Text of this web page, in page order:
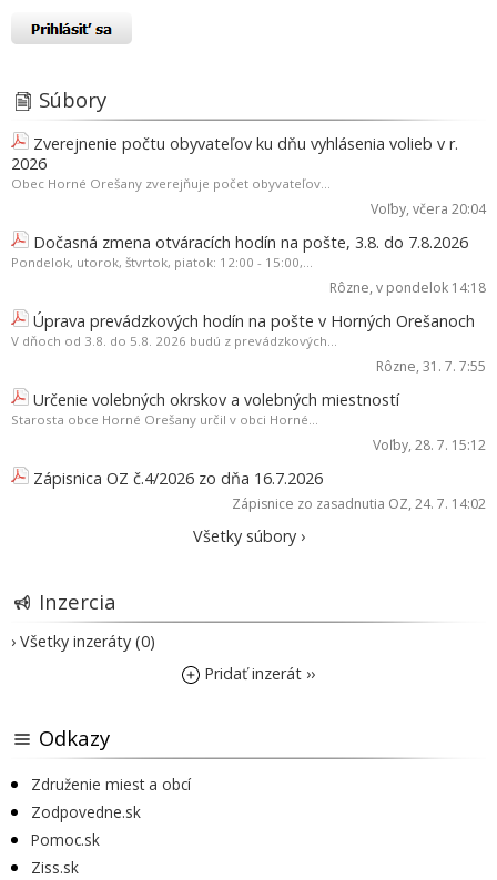
Súbory
Zverejnenie počtu obyvateľov ku dňu vyhlásenia volieb v r.
2026
Obec Horné Orešany zverejňuje počet obyvateľov...
Voľby, včera 20:04
Dočasná zmena otváracích hodín na pošte, 3.8. do 7.8.2026
Pondelok, utorok, štvrtok, piatok: 12:00 - 15:00,...
Rôzne, v pondelok 14:18
Úprava prevádzkových hodín na pošte v Horných Orešanoch
V dňoch od 3.8. do 5.8. 2026 budú z prevádzkových...
Rôzne, 31. 7. 7:55
Určenie volebných okrskov a volebných miestností
Starosta obce Horné Orešany určil v obci Horné...
Voľby, 28. 7. 15:12
Zápisnica OZ č.4/2026 zo dňa 16.7.2026
Zápisnice zo zasadnutia OZ, 24. 7. 14:02
Všetky súbory ›
Inzercia
› Všetky inzeráty (0)
Pridať inzerát ››
Odkazy
Združenie miest a obcí
Zodpovedne.sk
Pomoc.sk
Ziss.sk